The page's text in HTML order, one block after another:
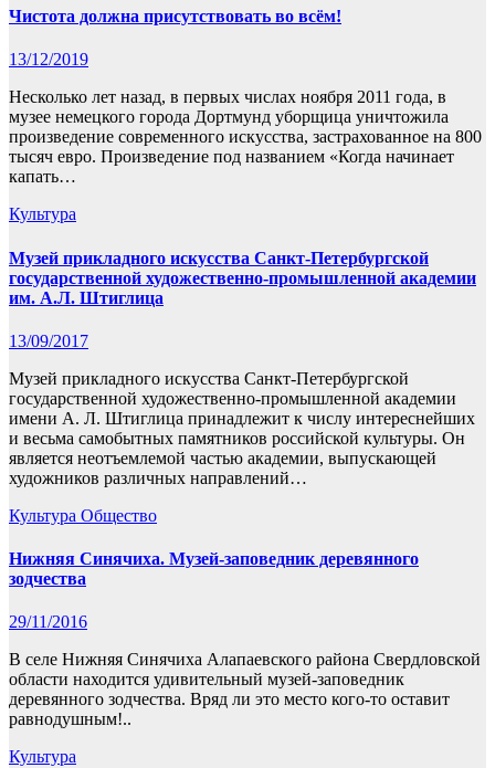
Чистота должна присутствовать во всём!
13/12/2019
Несколько лет назад, в первых числах ноября 2011 года, в
музее немецкого города Дортмунд уборщица уничтожила
произведение современного искусства, застрахованное на 800
тысяч евро. Произведение под названием «Когда начинает
капать…
Культура
Музей прикладного искусства Санкт-Петербургской
государственной художественно-промышленной академии
им. А.Л. Штиглица
13/09/2017
Музей прикладного искусства Санкт-Петербургской
государственной художественно-промышленной академии
имени А. Л. Штиглица принадлежит к числу интереснейших
и весьма самобытных памятников российской культуры. Он
является неотъемлемой частью академии, выпускающей
художников различных направлений…
Культура Общество
Нижняя Синячиха. Музей-заповедник деревянного
зодчества
29/11/2016
В селе Нижняя Синячиха Алапаевского района Свердловской
области находится удивительный музей-заповедник
деревянного зодчества. Вряд ли это место кого-то оставит
равнодушным!..
Культура